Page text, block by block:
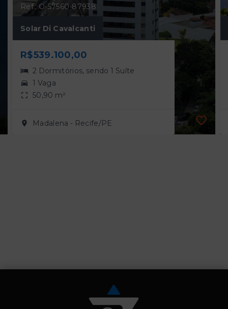
Ref.: O-57560-87938
Solar Di Cavalcanti
R$539.100,00
2 Dormitórios, sendo 1 Suíte
1 Vaga
50,90 m²
Madalena - Recife/PE